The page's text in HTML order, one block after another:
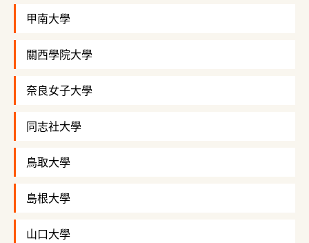
甲南大學
關西學院大學
奈良女子大學
同志社大學
鳥取大學
島根大學
山口大學